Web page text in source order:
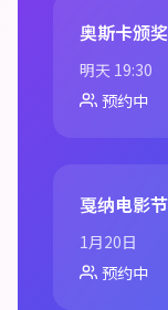
奥斯卡颁
明天 19:30
预约中
戛纳电影
1月20日
预约中